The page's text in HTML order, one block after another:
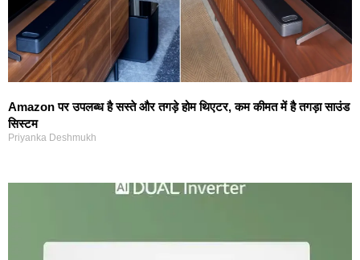
Amazon पर उपलब्ध है सस्ते और तगड़े होम थिएटर, कम कीमत में है तगड़ा साउंड
सिस्टम
Priyanka Deshmukh